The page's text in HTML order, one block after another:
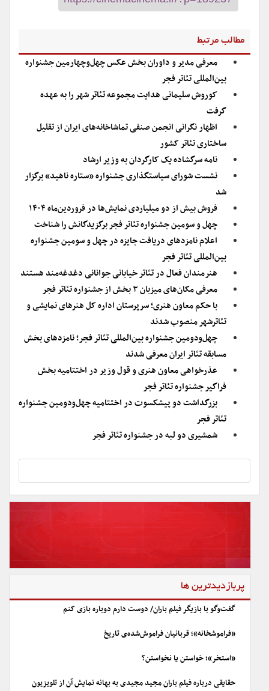
مطالب مرتبط
معرفی مدیر و داوران بخش‌ عکس چهل‌وچهارمین جشنواره
بین‌المللی تئاتر فجر
کوروش سلیمانی هدایت مجموعه تئاتر شهر را به عهده
گرفت
اظهار نگرانی انجمن صنفی تماشاخانه‌های ایران از تقلیل
ساختاری تئاتر کشور
نامه سرگشاده یک کارگردان به وزیر ارشاد
نشست شورای سیاستگذاری جشنواره «ستاره ناهید» برگزار
شد
فروش بیش از دو میلیاردی نمایش‌ها در فروردین‌ماه ۱۴۰۴
چهل و سومین جشنواره تئاتر فجر برگزیدگانش را شناخت
اعلام نامزدهای دریافت جایزه در چهل و سومین جشنواره
بین‌المللی تئاتر فجر
هنرمندان فعال در تئاتر خیابانی جوانانی دغدغه‌مند هستند
معرفی مکان‌های میزبان ۳ بخش از جشنواره تئاتر فجر
با حکم معاون هنری؛ سرپرستان اداره کل هنرهای نمایشی و
تئاترشهر منصوب شدند
چهل‌ودومین جشنواره بین‌المللی تئاتر فجر؛ نامزدهای بخش
مسابقه تئاتر ایران معرفی شدند
عذرخواهی معاون هنری و قول وزیر در اختتامیه بخش
فراگیر جشنواره تئاتر فجر
بزرگداشت دو پیشکسوت در اختتامیه چهل‌ودومین جشنواره
تئاتر فجر
شمشیری دو لبه در جشنواره تئاتر فجر
پربازدیدترین ها
گفت‌وگو با بازیگر فیلم باران/ دوست دارم دوباره بازی کنم
«فراموشخانه»؛ قربانیان فراموش‌شده‌ی تاریخ
«استخر»؛ خواستن یا نخواستن؟
حقایقی درباره فیلم باران مجید مجیدی به بهانه نمایش آن از تلویزیون